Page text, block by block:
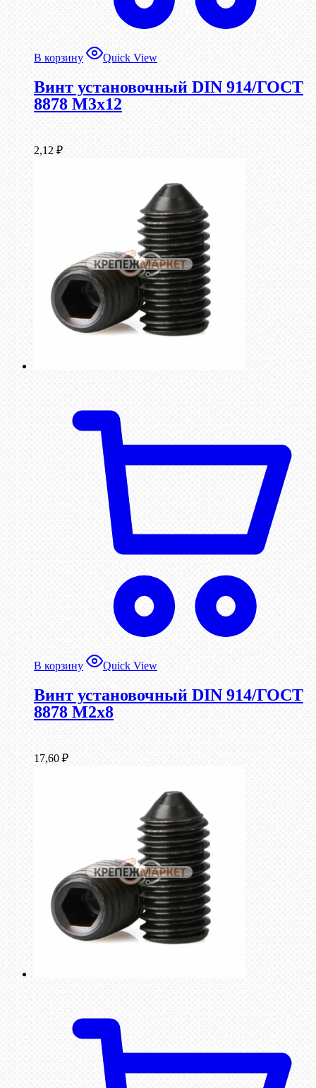
В корзину Quick View
Винт установочный DIN 914/ГОСТ
8878 M3x12
2,12 ₽
В корзину Quick View
Винт установочный DIN 914/ГОСТ
8878 M2x8
17,60 ₽